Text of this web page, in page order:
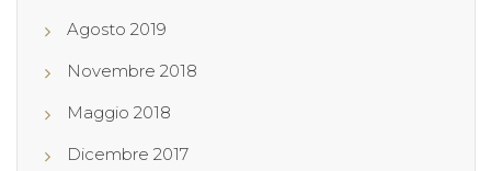
Agosto 2019
Novembre 2018
Maggio 2018
Dicembre 2017